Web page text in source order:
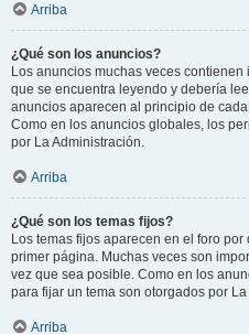
Arriba
¿Qué son los anuncios?
Los anuncios muchas veces
que se encuentra leyendo y debería
anuncios aparecen al principio de
Como en los anuncios globales, los
por La Administración.
Arriba
¿Qué son los temas fijos?
Los temas fijos aparecen en el foro
primer página. Muchas veces son
vez que sea posible. Como en los
para fijar un tema son otorgados por La
Arriba